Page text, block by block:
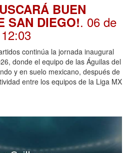
BUEN
SAN DIEGO!. 06 de
continúa la jornada inaugural
donde el equipo de las Águilas del
y en suelo mexicano, después de
entre los equipos de la Liga MX